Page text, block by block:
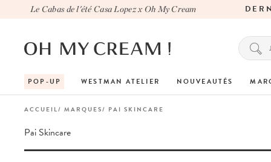
Le Cabas de l'été Casa Lopez x Oh My Cream
POP-UP WESTMAN ATELIER NOUVEAUTÉS
ACCUEIL MARQUES PAI SKINCARE
Pai Skincare